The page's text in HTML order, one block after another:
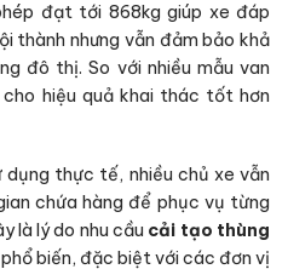
đạt tới 868kg giúp xe đáp
thành nhưng vẫn đảm bảo khả
đô thị. So với nhiều mẫu van
cho hiệu quả khai thác tốt hơn
dụng thực tế, nhiều chủ xe vẫn
chứa hàng để phục vụ từng
là lý do nhu cầu cải tạo thùng
biến, đặc biệt với các đơn vị